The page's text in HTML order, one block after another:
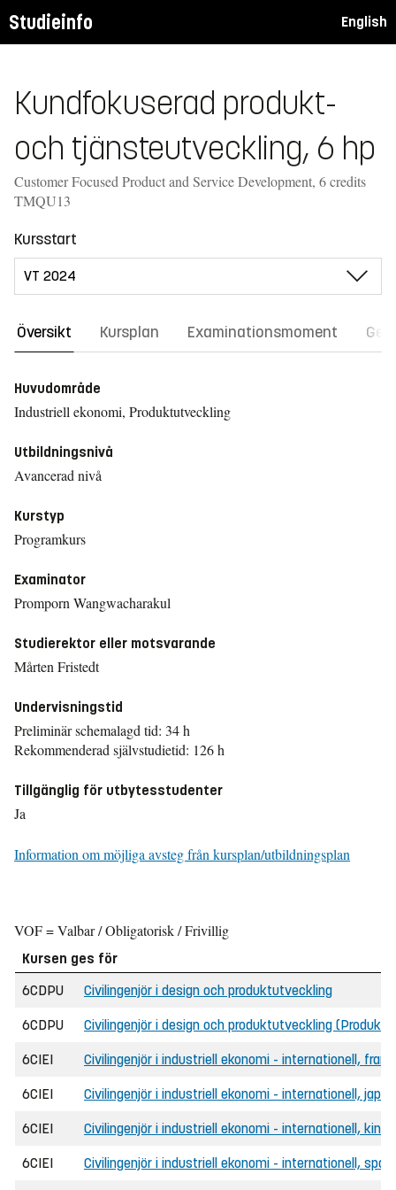
Studieinfo English
Kundfokuserad produkt-
och tjänsteutveckling, 6 hp
Customer Focused Product and Service Development, 6 credits
TMQU13
Kursstart
Översikt Kursplan Examinationsmoment
Huvudområde
Industriell ekonomi, Produktutveckling
Utbildningsnivå
Avancerad nivå
Kurstyp
Programkurs
Examinator
Promporn Wangwacharakul
Studierektor eller motsvarande
Mårten Fristedt
Undervisningstid
Preliminär schemalagd tid: 34 h
Rekommenderad självstudietid: 126 h
Tillgänglig för utbytesstudenter
Ja
Information om möjliga avsteg från kursplan/utbildningsplan
VOF = Valbar / Obligatorisk / Frivillig
Kursen ges för
6CDPU
Civilingenjör i design och produktutveckling
6CDPU Civilingenjör i design och produktutveckling
6CIEI Civilingenjör i industriell ekonomi - internationell,
6CIEI Civilingenjör i industriell ekonomi - internationell,
6CIEI Civilingenjör i industriell ekonomi - internationell,
6CIEI Civilingenjör i industriell ekonomi - internationell,